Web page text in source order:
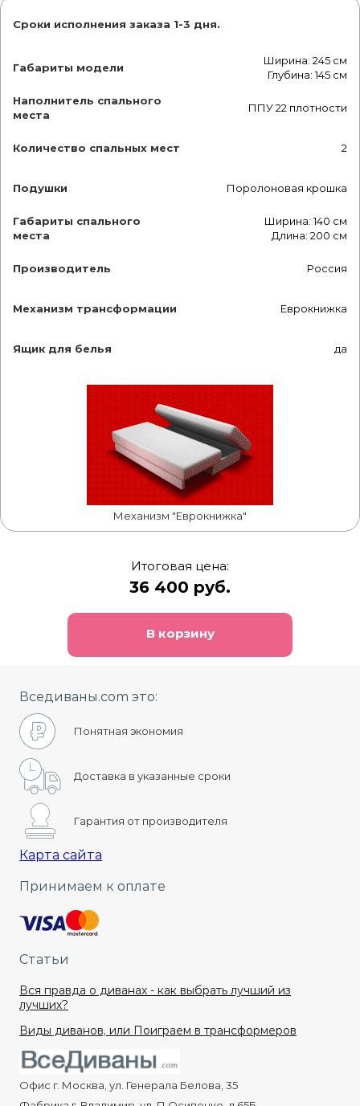
Сроки исполнения заказа 1-3 дня.
Габариты модели
Ширина: 245 см
Глубина: 145 см
Наполнитель спального
места
ППУ 22 плотности
Количество спальных мест 2
Подушки Поролоновая крошка
Габариты спального
места
Ширина: 140 см
Длина: 200 см
Производитель Россия
Механизм трансформации Еврокнижка
Ящик для белья да
Механизм "Еврокнижка"
Итоговая цена:
36 400 руб.
В корзину
Офис г. Москва, ул. Генерала Белова, 35
Карта сайта
Принимаем к оплате
Статьи
Вся правда о диванах - как выбрать лучший из
лучших?
Виды диванов, или Поиграем в трансформеров
Вседиваны.com это:
Понятная экономия
Доставка в указанные сроки
Гарантия от производителя